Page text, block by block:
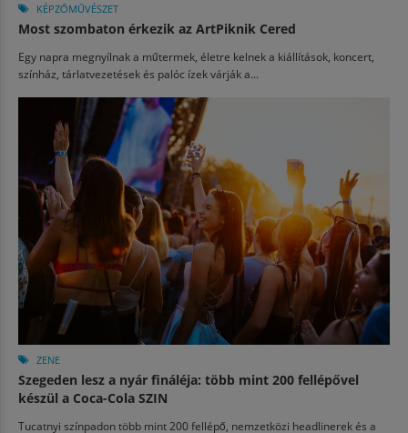
KÉPZŐMŰVÉSZET
Most szombaton érkezik az ArtPiknik Cered
Egy napra megnyílnak a műtermek, életre kelnek a kiállítások, koncert,
színház, tárlatvezetések és palóc ízek várják a...
ZENE
Szegeden lesz a nyár fináléja: több mint 200 fellépővel
készül a Coca-Cola SZIN
Tucatnyi színpadon több mint 200 fellépő, nemzetközi headlinerek és a